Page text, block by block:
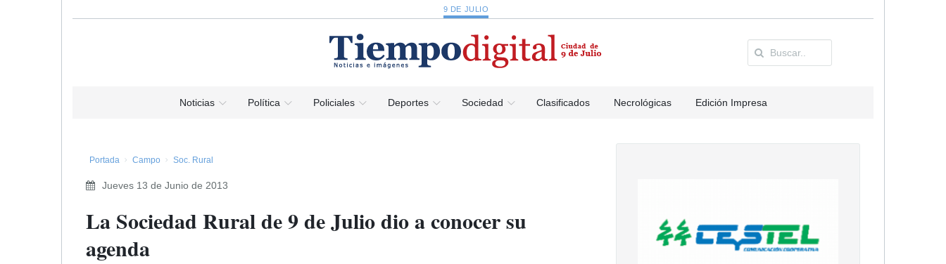
9 DE JULIO
Noticias Política Policiales Deportes Sociedad Clasificados Necrológicas Edición Impresa
Portada Campo Soc. Rural
Jueves 13 de Junio de 2013
La Sociedad Rural de 9 de Julio dio a conocer su
agenda